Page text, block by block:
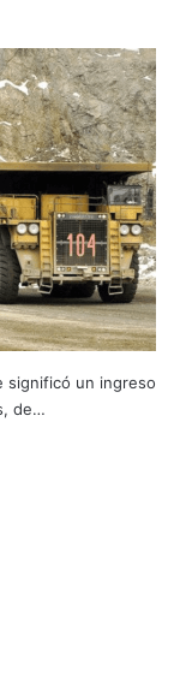
significó un ingreso
de…